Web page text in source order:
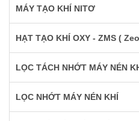
MÁY TẠO KHÍ NITƠ
HẠT TẠO KHÍ OXY - ZMS (
LỌC TÁCH NHỚT MÁY NÉN
LỌC NHỚT MÁY NÉN KHÍ